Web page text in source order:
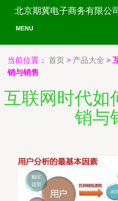
北京期冀电子商务有限公司
MENU
当前位置： 首页 > 产品大全 >
销与销售
互联网时代如
销与